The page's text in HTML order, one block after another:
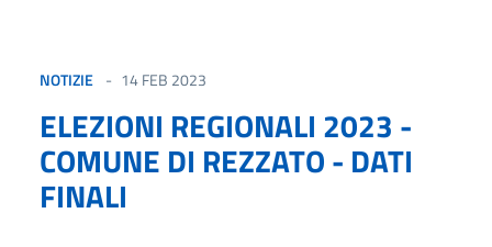
NOTIZIE 14 FEB 2023
ELEZIONI REGIONALI 2023 -
COMUNE DI REZZATO - DATI
FINALI